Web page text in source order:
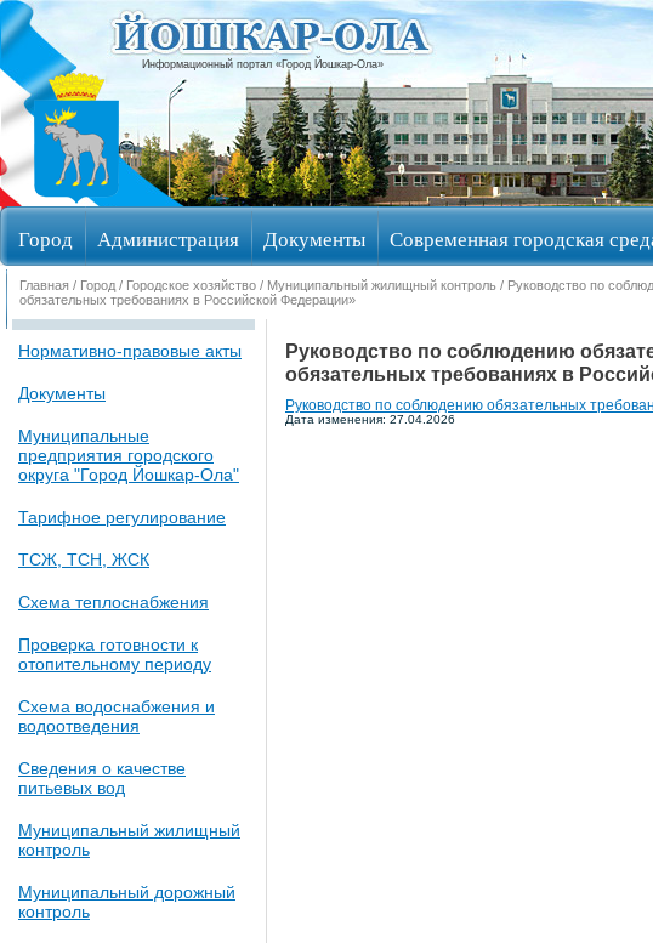
Информационный портал «Город Йошкар-Ола»
Город Администрация Документы Современная городская
Избирательные округа
Главная / Город / Городское хозяйство / Муниципальный жилищный контроль / Руководство по
обязательных требованиях в Российской Федерации»
Нормативно-правовые акты
Документы
Муниципальные
предприятия городского
округа "Город Йошкар-Ола"
Тарифное регулирование
ТСЖ, ТСН, ЖСК
Схема теплоснабжения
Проверка готовности к
отопительному периоду
Схема водоснабжения и
водоотведения
Сведения о качестве
питьевых вод
Муниципальный жилищный
контроль
Муниципальный дорожный
контроль
Руководство по соблюдению
обязательных требованиях в
Руководство по соблюдению обязательных
Дата изменения: 27.04.2026